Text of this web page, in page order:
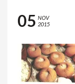
05 NOV
2015